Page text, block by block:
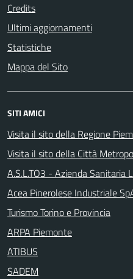
Credits
Ultimi aggiornamenti
Statistiche
Mappa del Sito
SITI AMICI
Visita il sito della Regione
Visita il sito della Città
A.S.L.TO3 - Azienda Sanitaria
Acea Pinerolese Industriale
Turismo Torino e Provincia
ARPA Piemonte
ATIBUS
SADEM